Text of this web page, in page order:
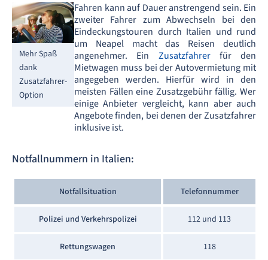
Mehr Spaß
dank
Zusatzfahrer-
Option
Fahren kann auf Dauer anstrengend sein. Ein
zweiter Fahrer zum Abwechseln bei den
Eindeckungstouren durch Italien und rund
um Neapel macht das Reisen deutlich
angenehmer. Ein Zusatzfahrerfür den
Mietwagen muss bei der Autovermietung mit
angegeben werden. Hierfür wird in den
meisten Fällen eine Zusatzgebühr fällig. Wer
einige Anbieter vergleicht, kann aber auch
Angebote finden, bei denen der Zusatzfahrer
inklusive ist.
Notfallnummern in Italien:
Notfallsituation Telefonnummer
Polizei und Verkehrspolizei 112 und 113
Rettungswagen 118